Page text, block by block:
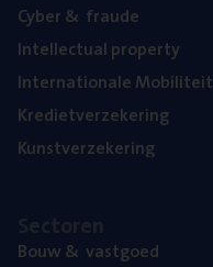
Cyber& fraude
Intel­lec­tu­al property
Inter­na­ti­o­na­le Mobiliteit
Kre­diet­ver­ze­ke­ring
Kunst­ver­ze­ke­ring
Bouw& vastgoed